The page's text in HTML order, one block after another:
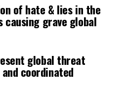
of hate & lies in the
causing grave global
global threat
coordinated